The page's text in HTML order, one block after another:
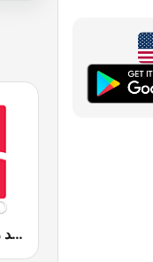
Medradio (ميد راديو)